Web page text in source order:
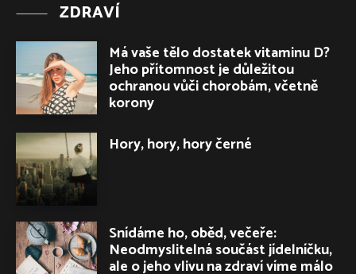
ZDRAVÍ
Má vaše tělo dostatek vitaminu D?
Jeho přítomnost je důležitou
ochranou vůči chorobám, včetně
korony
Hory, hory, hory černé
Snídáme ho, oběd, večeře:
Neodmyslitelná součást jídelníčku,
ale o jeho vlivu na zdraví víme málo